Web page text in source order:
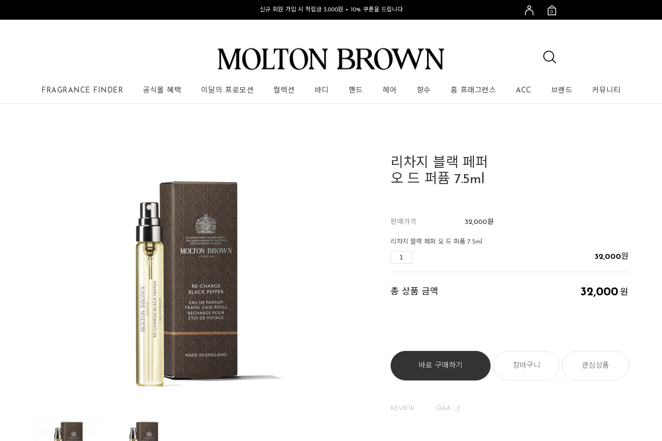
신규 회원 가입 시 적립금 3,000원 + 10% 쿠폰을 드립니다 0
FRAGRANCE FINDER 공식몰 혜택 이달의 프로모션 컬렉션 바디 핸드 헤어 향수 홈 프래그런스 ACC 브랜드 커뮤니티
리차지 블랙 페퍼
오 드 퍼퓸 7.5ml
판매가격 32,000원
리차지 블랙 페퍼 오 드 퍼퓸 7.5ml
32,000원
총 상품 금액 32,000 원
바로 구매하기 장바구니 관심상품
REVIEW Q&A 2